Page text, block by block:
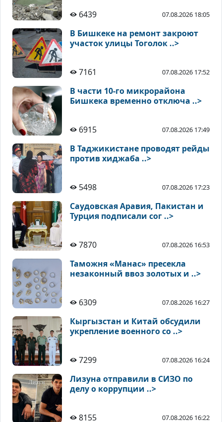
6439 07.08.2026 18:05
В Бишкеке на ремонт закроют
участок улицы Тоголок ..>
7161 07.08.2026 17:52
В части 10-го микрорайона
Бишкека временно отключа ..>
6915 07.08.2026 17:49
В Таджикистане проводят рейды
против хиджаба ..>
5498 07.08.2026 17:23
Саудовская Аравия, Пакистан и
Турция подписали сог ..>
7870 07.08.2026 16:53
Таможня «Манас» пресекла
незаконный ввоз золотых и ..>
6309 07.08.2026 16:27
Кыргызстан и Китай обсудили
укрепление военного со ..>
7299 07.08.2026 16:24
Лизуна отправили в СИЗО по
делу о коррупции ..>
8155 07.08.2026 16:22